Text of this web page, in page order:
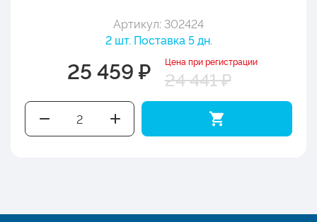
Артикул: 302424
2 шт. Поставка 5 дн.
25 459 ₽ Цена при регистрации
24 441 ₽